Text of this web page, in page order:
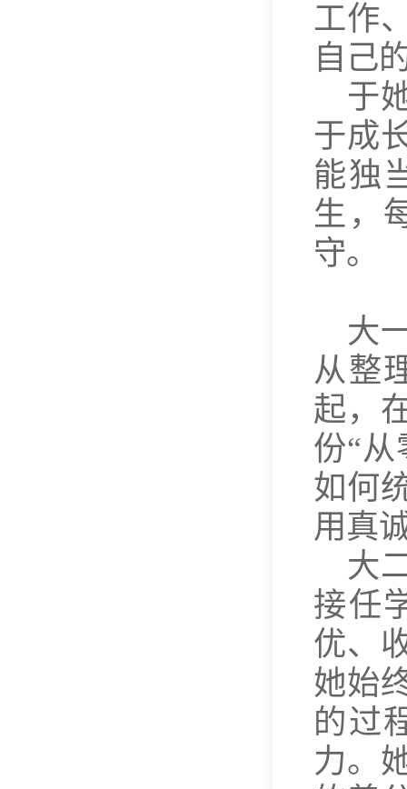
工作
自己
于
于成
能独
生，
守。
大
从整
起，
份“
如何
用真
大
接任
优、
她始
的过
力。